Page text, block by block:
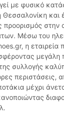
με φυσικό
και
στην
Μέσω του
η εταιρεία
μεγάλη
συλλογής
περιστάσεις,
μέχρι